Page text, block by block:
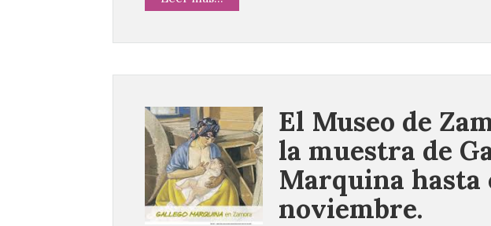
El Museo de
la muestra de
Marquina hasta
noviembre.